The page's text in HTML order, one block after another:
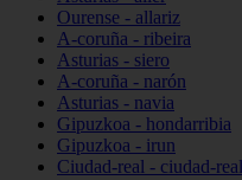
Ourense - allariz
A-coruña - ribeira
Asturias - siero
A-coruña - narón
Asturias - navia
Gipuzkoa - hondarribia
Gipuzkoa - irun
Ciudad-real - ciudad-real